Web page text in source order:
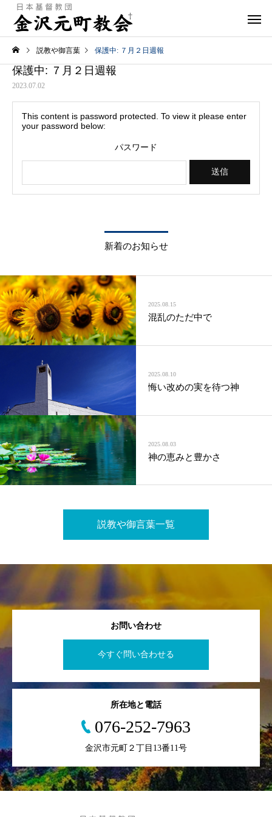
説教や御言葉 保護中: ７月２日週報
保護中: ７月２日週報
2023.07.02
This content is password protected. To view it please enter
your password below:
パスワード
新着のお知らせ
2025.08.15
混乱のただ中で
2025.08.10
悔い改めの実を待つ神
2025.08.03
神の恵みと豊かさ
説教や御言葉一覧
お問い合わせ
今すぐ問い合わせる
所在地と電話
076-252-7963
金沢市元町２丁目13番11号